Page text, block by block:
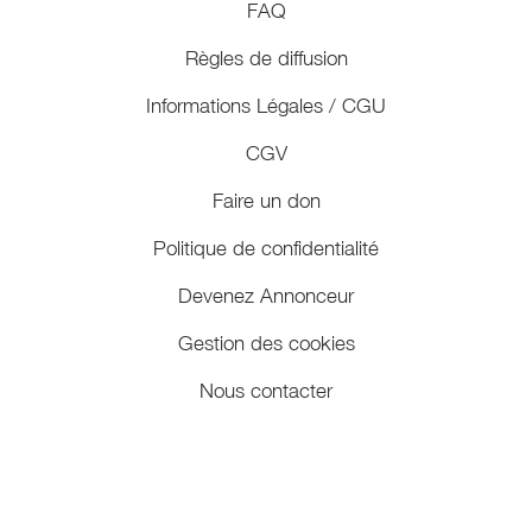
FAQ
Règles de diffusion
Informations Légales / CGU
CGV
Faire un don
Politique de confidentialité
Devenez Annonceur
Gestion des cookies
Nous contacter